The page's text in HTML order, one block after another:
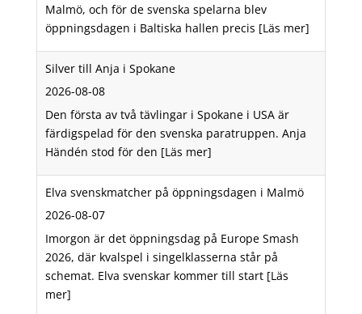
Malmö, och för de svenska spelarna blev
öppningsdagen i Baltiska hallen precis [Läs mer]
Silver till Anja i Spokane
2026-08-08
Den första av två tävlingar i Spokane i USA är
färdigspelad för den svenska paratruppen. Anja
Händén stod för den [Läs mer]
Elva svenskmatcher på öppningsdagen i Malmö
2026-08-07
Imorgon är det öppningsdag på Europe Smash
2026, där kvalspel i singelklasserna står på
schemat. Elva svenskar kommer till start [Läs
mer]